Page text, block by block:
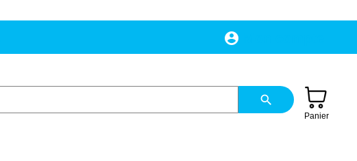
account_circle
search
Panier